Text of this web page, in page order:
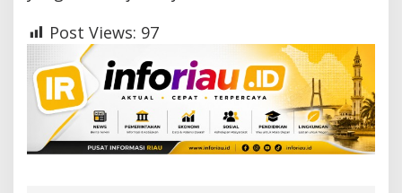
Post Views: 97